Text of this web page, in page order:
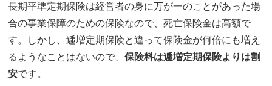
長期平準定期保険は経営者の身に万が一のことがあった場
合の事業保障のための保険なので、死亡保険金は高額で
す。しかし、逓増定期保険と違って保険金が何倍にも増え
るようなことはないので、 保険料は逓増定期保険よりは割
安です。